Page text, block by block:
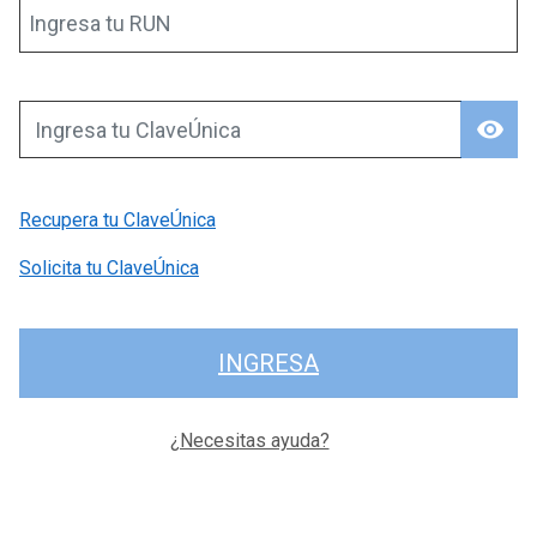
Ingresa tu RUN
visibility
Ingresa tu ClaveÚnica
Recupera tu ClaveÚnica
Solicita tu ClaveÚnica
INGRESA
¿Necesitas ayuda?